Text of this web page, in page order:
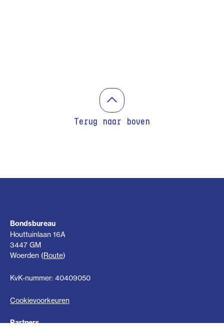
Terug naar boven
Bondsbureau
Houttuinlaan 16A
3447 GM
Woerden (Route)
KvK-nummer: 40409050
Cookievoorkeuren
Partners